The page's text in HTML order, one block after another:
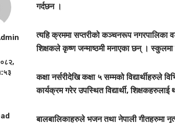
गर्दछन ।
त्यहि क्रममा सप्तरीको कञ्चनरूप नगरपालिका
शिक्षकले कृष्ण जन्माष्ठमी मनाएका छन् ।
कक्षा नर्सरीदेखि कक्षा ५ सम्मको
कार्यक्रम गरेर उपस्थित विद्यार्थी,
बालबालिकाहरुले भजन तथा नेपाली गीतहरुमा